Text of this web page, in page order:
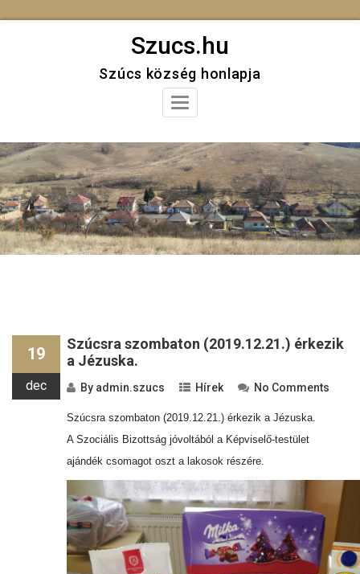
Szucs.hu
Szúcs község honlapja
Toggle
19
dec
Szúcsra szombaton (2019.12.21.) érkezik
a Jézuska.
By admin.szucs Hírek No Comments
Szúcsra szombaton (2019.12.21.) érkezik a Jézuska.
A Szociális Bizottság jóvoltából a Képviselő-testület
ajándék csomagot oszt a lakosok részére.